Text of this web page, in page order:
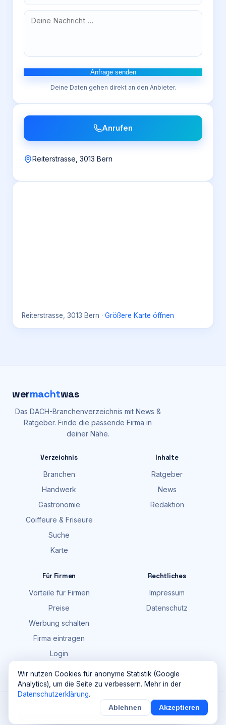
Anfrage senden
Deine Daten gehen direkt an den Anbieter.
Anrufen
Reiterstrasse, 3013 Bern
Reiterstrasse, 3013 Bern · Größere Karte öffnen
wermachtwas
Das DACH-Branchenverzeichnis mit News &
Ratgeber. Finde die passende Firma in
deiner Nähe.
Verzeichnis
Branchen
Handwerk
Gastronomie
Coiffeure & Friseure
Suche
Karte
Inhalte
Ratgeber
News
Redaktion
Für Firmen
Vorteile für Firmen
Preise
Werbung schalten
Firma eintragen
Login
Rechtliches
Impressum
Datenschutz
Maik Möhring Media · Ermatingen
Firmendaten teils © OpenStreetMap-Mitwirkende (ODbL)
Details Sichern ×
Wir nutzen Cookies für anonyme Statistik (Google
Analytics), um die Seite zu verbessern. Mehr in der
Datenschutzerklärung.
Ablehnen Akzeptieren